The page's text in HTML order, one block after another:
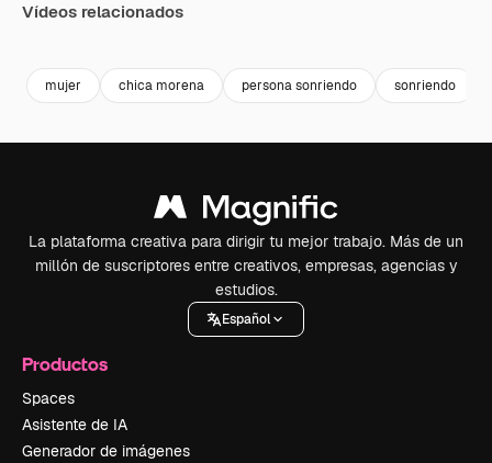
Vídeos relacionados
mujer chica morena persona sonriendo sonriendo
La plataforma creativa para dirigir tu mejor trabajo. Más de un
millón de suscriptores entre creativos, empresas, agencias y
estudios.
Español
Productos
Spaces
Asistente de IA
Generador de imágenes